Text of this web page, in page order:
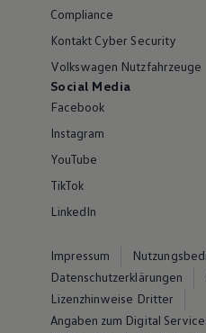
Compliance
Kontakt Cyber Security
Volkswagen Nutzfahrzeuge
Social Media
Facebook
Instagram
YouTube
TikTok
LinkedIn
Impressum
Datenschutzerklärungen
Lizenzhinweise Dritter
Angaben zum Digital